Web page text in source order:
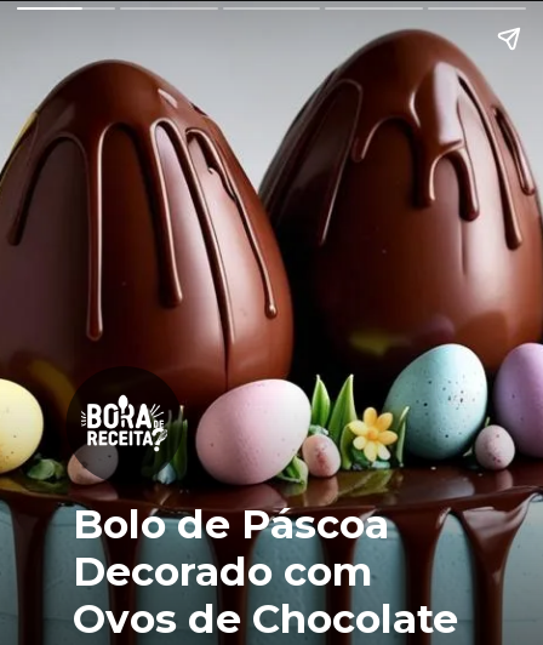
Bolo de Páscoa
Decorado com
Ovos de Chocolate